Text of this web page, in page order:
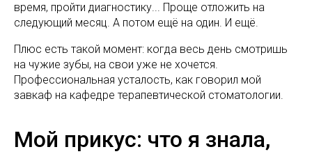
время, пройти диагностику... Проще отложить на
следующий месяц. А потом ещё на один. И ещё.
Плюс есть такой момент: когда весь день смотришь
на чужие зубы, на свои уже не хочется.
Профессиональная усталость, как говорил мой
завкаф на кафедре терапевтической стоматологии.
Мой прикус: что я знала,